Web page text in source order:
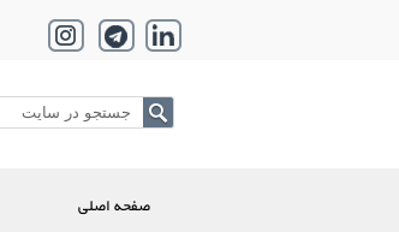
صفحه اصلی